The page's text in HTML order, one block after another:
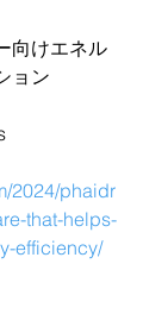
向けエネル
ョン
2024/phaidr
that-helps-
efficiency/